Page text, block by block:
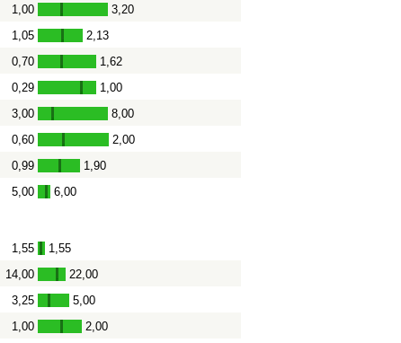
1,00 - 3,20
1,05 - 2,13
0,70 - 1,62
0,29 - 1,00
3,00 - 8,00
0,60 - 2,00
0,99 - 1,90
5,00 - 6,00
1,55 - 1,55
14,00 - 22,00
3,25 - 5,00
1,00 - 2,00